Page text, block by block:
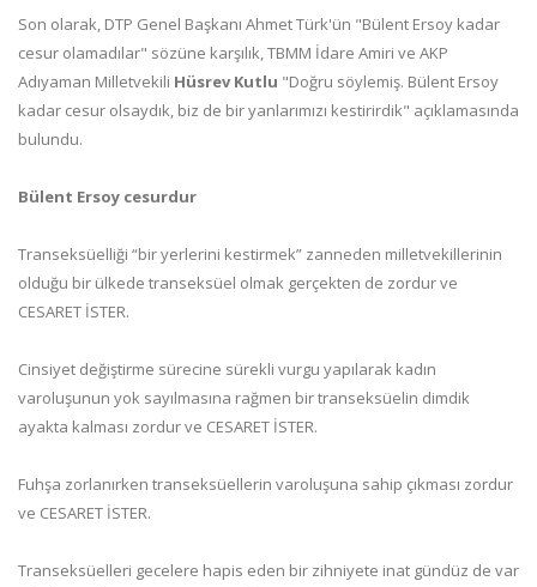
Son olarak, DTP Genel Başkanı Ahmet Türk'ün "Bülent Ersoy kadar
cesur olamadılar" sözüne karşılık, TBMM İdare Amiri ve AKP
Adıyaman Milletvekili Hüsrev Kutlu "Doğru söylemiş. Bülent Ersoy
kadar cesur olsaydık, biz de bir yanlarımızı kestirirdik" açıklamasında
bulundu.
Bülent Ersoy cesurdur
Transeksüelliği “bir yerlerini kestirmek” zanneden milletvekillerinin
olduğu bir ülkede transeksüel olmak gerçekten de zordur ve
CESARET İSTER.
Cinsiyet değiştirme sürecine sürekli vurgu yapılarak kadın
varoluşunun yok sayılmasına rağmen bir transeksüelin dimdik
ayakta kalması zordur ve CESARET İSTER.
Fuhşa zorlanırken transeksüellerin varoluşuna sahip çıkması zordur
ve CESARET İSTER.
Transeksüelleri gecelere hapis eden bir zihniyete inat gündüz de var